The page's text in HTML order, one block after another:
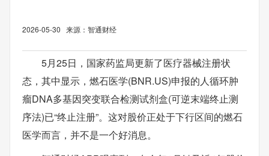
2026-05-30 来源：智通财经
5月25日，国家药监局更新了医疗器械注册状
态，其中显示，燃石医学(BNR.US)申报的人循环肿
瘤DNA多基因突变联合检测试剂盒(可逆末端终止测
序法)已“终止注册”。这对股价正处于下行区间的燃石
医学而言，并不是一个好消息。